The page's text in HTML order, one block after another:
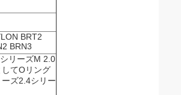
BRT2
BRN3
リーズM 2.0
てOリング
ズ2.4シリー